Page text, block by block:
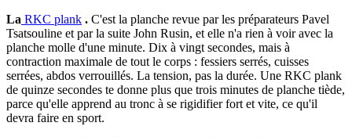
La RKC plank . C'est la planche revue par les préparateurs Pavel
Tsatsouline et par la suite John Rusin, et elle n'a rien à voir avec la
planche molle d'une minute. Dix à vingt secondes, mais à
contraction maximale de tout le corps : fessiers serrés, cuisses
serrées, abdos verrouillés. La tension, pas la durée. Une RKC plank
de quinze secondes te donne plus que trois minutes de planche tiède,
parce qu'elle apprend au tronc à se rigidifier fort et vite, ce qu'il
devra faire en sport.